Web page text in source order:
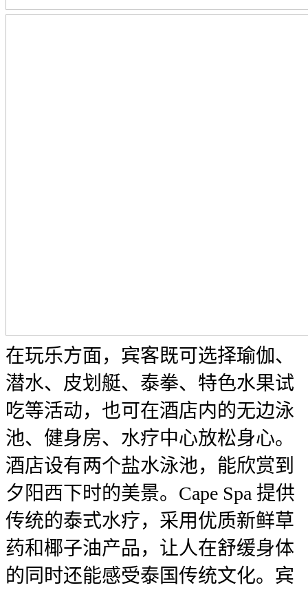
在玩乐方面，宾客既可选择瑜伽、
潜水、皮划艇、泰拳、特色水果试
吃等活动，也可在酒店内的无边泳
池、健身房、水疗中心放松身心。
酒店设有两个盐水泳池，能欣赏到
夕阳西下时的美景。Cape Spa 提供
传统的泰式水疗，采用优质新鲜草
药和椰子油产品，让人在舒缓身体
的同时还能感受泰国传统文化。宾